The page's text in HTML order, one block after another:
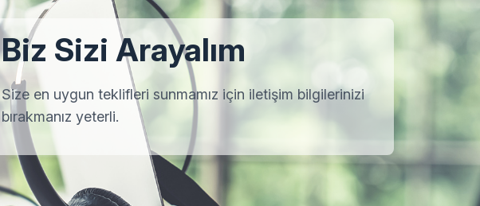
Biz Sizi Arayalım
Size en uygun teklifleri sunmamız için iletişim bilgilerinizi
bırakmanız yeterli.